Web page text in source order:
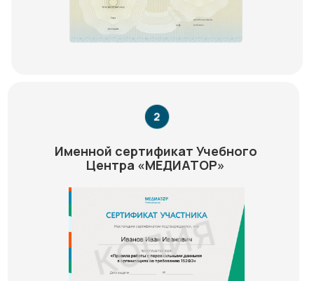
Именной сертификат Учебного
Центра «МЕДИАТОР»
Медиатор на карте Химок — Яндекс Карты